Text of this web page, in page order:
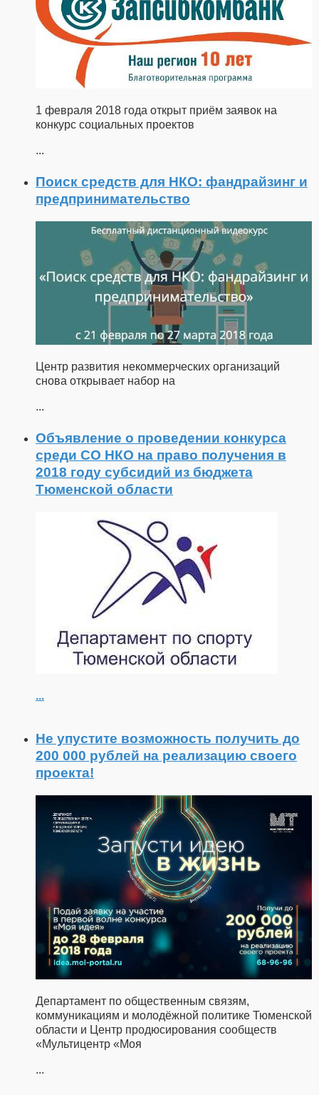
1 февраля 2018 года открыт приём заявок на
конкурс социальных проектов
...
Поиск средств для НКО: фандрайзинг и
предпринимательство
Центр развития некоммерческих организаций
снова открывает набор на
...
Объявление о проведении конкурса
среди СО НКО на право получения в
2018 году субсидий из бюджета
Тюменской области
...
Не упустите возможность получить до
200 000 рублей на реализацию своего
проекта!
Департамент по общественным связям,
коммуникациям и молодёжной политике Тюменской
области и Центр продюсирования сообществ
«Мультицентр «Моя
...